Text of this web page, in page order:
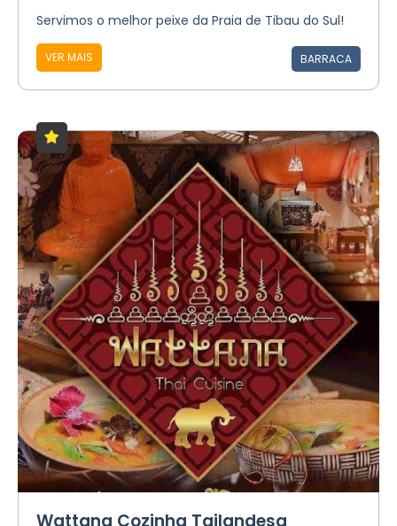
Servimos o melhor peixe da Praia de Tibau do Sul!
VER MAIS BARRACA
Wattana Cozinha Tailandesa